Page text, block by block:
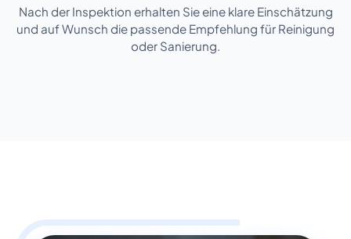
Nach der Inspektion erhalten Sie eine klare Einschätzung
und auf Wunsch die passende Empfehlung für Reinigung
oder Sanierung.